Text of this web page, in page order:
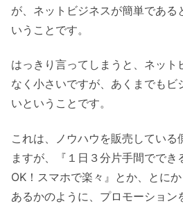
が、ネットビジネスが簡単である
いうことです。
はっきり言ってしまうと、ネット
なく小さいですが、あくまでもビ
いということです。
これは、ノウハウを販売している
ますが、『１日３分片手間でで
OK！スマホで楽々』とか、とに
あるかのように、プロモーション